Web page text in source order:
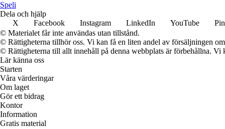
Speli
Dela och hjälp
X
Facebook Instagram LinkedIn YouTube
© Materialet får inte användas utan tillstånd.
© Rättigheterna tillhör oss. Vi kan få en liten andel av försäljningen
© Rättigheterna till allt innehåll på denna webbplats är förbehållna. Vi
Lär känna oss
Starten
Våra värderingar
Om laget
Gör ett bidrag
Kontor
Information
Gratis material